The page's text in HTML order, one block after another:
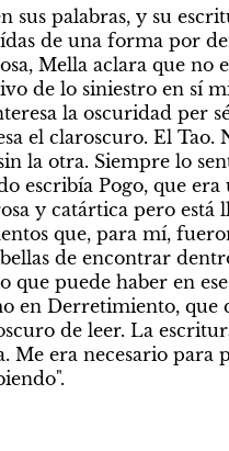
sus palabras, y su
de una forma por
Mella aclara que no
de lo siniestro en sí
la oscuridad per
el claroscuro. El Tao.
la otra. Siempre lo
escribía Pogo, que
y catártica pero está
que, para mí,
de encontrar
que puede haber en
en Derretimiento, que
de leer. La
Me era necesario para